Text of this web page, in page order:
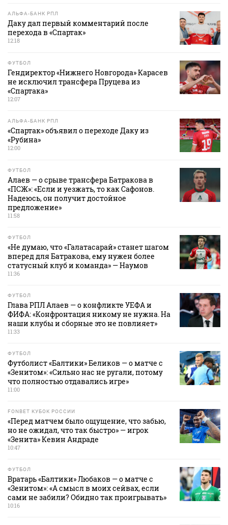
АЛЬФА-БАНК РПЛ
Даку дал первый комментарий после
перехода в «Спартак»
12:18
ФУТБОЛ
Гендиректор «Нижнего Новгорода» Карасев
не исключил трансфера Пруцева из
«Спартака»
12:07
АЛЬФА-БАНК РПЛ
«Спартак» объявил о переходе Даку из
«Рубина»
12:00
ФУТБОЛ
Алаев — о срыве трансфера Батракова в
«ПСЖ»: «Если и уезжать, то как Сафонов.
Надеюсь, он получит достойное
предложение»
11:58
ФУТБОЛ
«Не думаю, что «Галатасарай» станет шагом
вперед для Батракова, ему нужен более
статусный клуб и команда» — Наумов
11:36
ФУТБОЛ
Глава РПЛ Алаев — о конфликте УЕФА и
ФИФА: «Конфронтация никому не нужна. На
наши клубы и сборные это не повлияет»
11:33
ФУТБОЛ
Футболист «Балтики» Беликов — о матче с
«Зенитом»: «Сильно нас не ругали, потому
что полностью отдавались игре»
11:00
FONBET КУБОК РОССИИ
«Перед матчем было ощущение, что забью,
но не ожидал, что так быстро» — игрок
«Зенита» Кевин Андраде
10:47
ФУТБОЛ
Вратарь «Балтики» Любаков — о матче с
«Зенитом»: «А смысл в моих сейвах, если
сами не забили? Обидно так проигрывать»
10:16